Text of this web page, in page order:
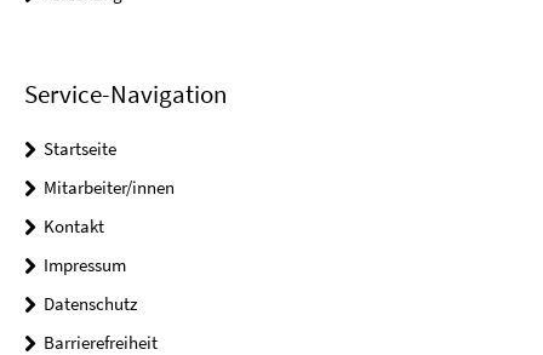
Service-Navigation
Startseite
Mitarbeiter/innen
Kontakt
Impressum
Datenschutz
Barrierefreiheit